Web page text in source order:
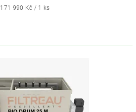
171 990 Kč / 1 ks